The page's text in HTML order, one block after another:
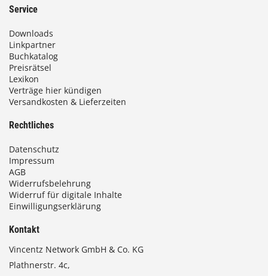
Service
Downloads
Linkpartner
Buchkatalog
Preisrätsel
Lexikon
Verträge hier kündigen
Versandkosten & Lieferzeiten
Rechtliches
Datenschutz
Impressum
AGB
Widerrufsbelehrung
Widerruf für digitale Inhalte
Einwilligungserklärung
Kontakt
Vincentz Network GmbH & Co. KG
Plathnerstr. 4c,